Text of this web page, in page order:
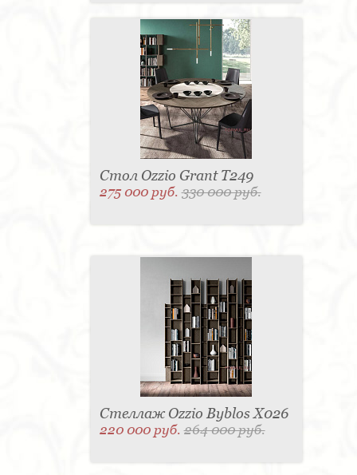
Стол Ozzio Grant T249
275 000 руб.330 000 руб.
Стеллаж Ozzio Byblos X026
220 000 руб.264 000 руб.